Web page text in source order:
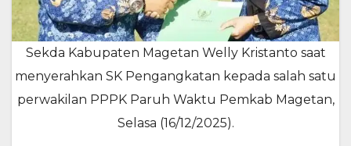
Sekda Kabupaten Magetan Welly Kristanto saat
menyerahkan SK Pengangkatan kepada salah satu
perwakilan PPPK Paruh Waktu Pemkab Magetan,
Selasa (16/12/2025).